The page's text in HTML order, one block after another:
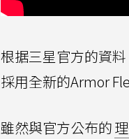
根据三星官方的資
採用全新的Armor
雖然與官方公布的